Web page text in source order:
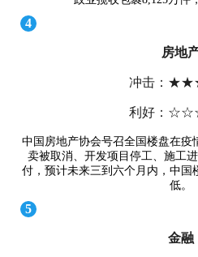
4
房地
冲击：
利好：
中国房地产协会号召全国楼盘在疫
卖被取消、开发项目停工、施工
付，预计未来三到六个月内，中国
低。
5
金融